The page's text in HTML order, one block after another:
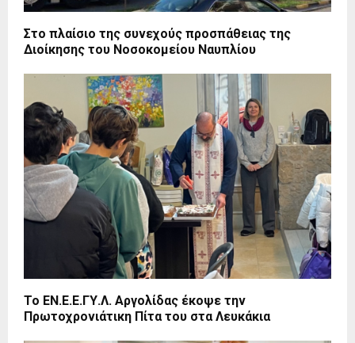
Στο πλαίσιο της συνεχούς προσπάθειας της
Διοίκησης του Νοσοκομείου Ναυπλίου
Το ΕΝ.Ε.Ε.ΓΥ.Λ. Αργολίδας έκοψε την
Πρωτοχρονιάτικη Πίτα του στα Λευκάκια